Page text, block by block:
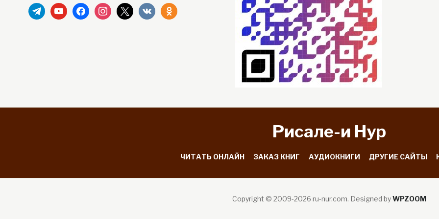
telegramyoutubefacebookinstagram
x vkontakteodnoklassniki
Рисале-и Hyp
ЧИТАТЬ ОНЛАЙН ЗАКАЗ КНИГ АУДИОКНИГИ ДРУГИЕ САЙТЫ
Copyright © 2009-2026 ru-nur.com. Designed byWPZOOM